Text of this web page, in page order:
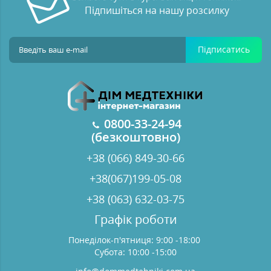
Підпишіться на нашу розсилку
Підписатись
0800-33-24-94
(безкоштовно)
+38 (066) 849-30-66
+38(067)199-05-08
+38 (063) 632-03-75
Графік роботи
Понеділок-п'ятниця: 9:00 -18:00
Субота: 10:00 -15:00